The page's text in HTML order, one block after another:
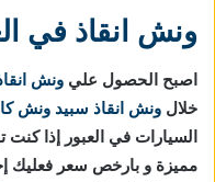
ونش انقاذ في
اصبح الحصول علي ونش
خلال ونش انقاذ سبيد ونش
السيارات في العبور إذا
مميزة و بارخص سعر فعليك